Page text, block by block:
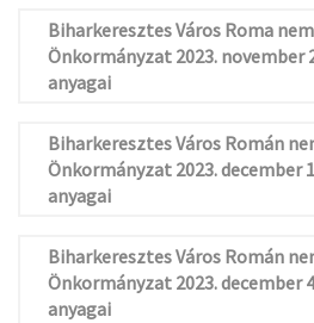
Biharkeresztes Város Roma
Önkormányzat 2023. november
anyagai
Biharkeresztes Város Román
Önkormányzat 2023. december
anyagai
Biharkeresztes Város Román
Önkormányzat 2023. december
anyagai